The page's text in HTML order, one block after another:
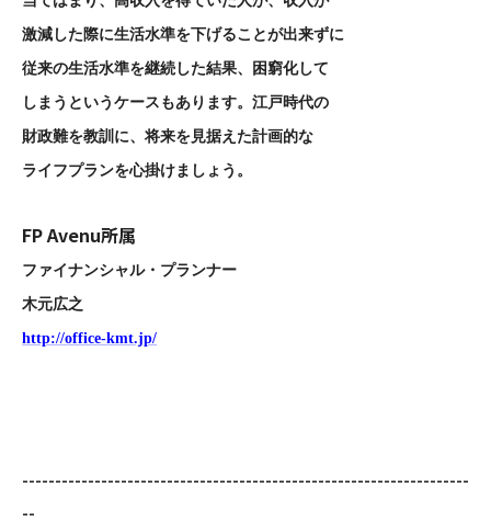
激減した際に生活水準を下げることが出来ずに
従来の生活水準を継続した結果、困窮化して
しまうというケースもあります。江戸時代の
財政難を教訓に、将来を見据えた計画的な
ライフプランを心掛けましょう。
FP Avenu所属
ファイナンシャル・プランナー
木元広之
http://office-kmt.jp/
--------------------------------------------------------------------
--